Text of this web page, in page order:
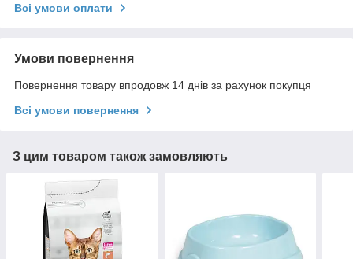
Всі умови оплати
Умови повернення
Повернення товару впродовж 14 днів за рахунок покупця
Всі умови повернення
З цим товаром також замовляють